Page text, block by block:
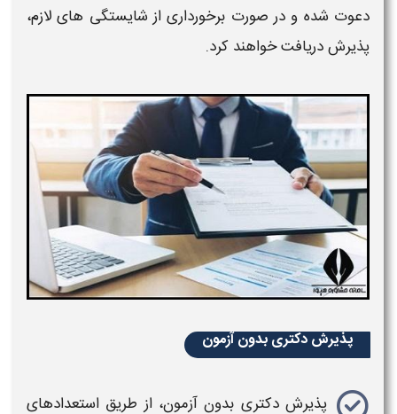
دعوت شده و در صورت برخورداری از شایستگی های لازم،
پذیرش دریافت خواهند کرد.
پذیرش دکتری بدون آزمون
پذیرش دکتری بدون آزمون، از طریق استعدادهای